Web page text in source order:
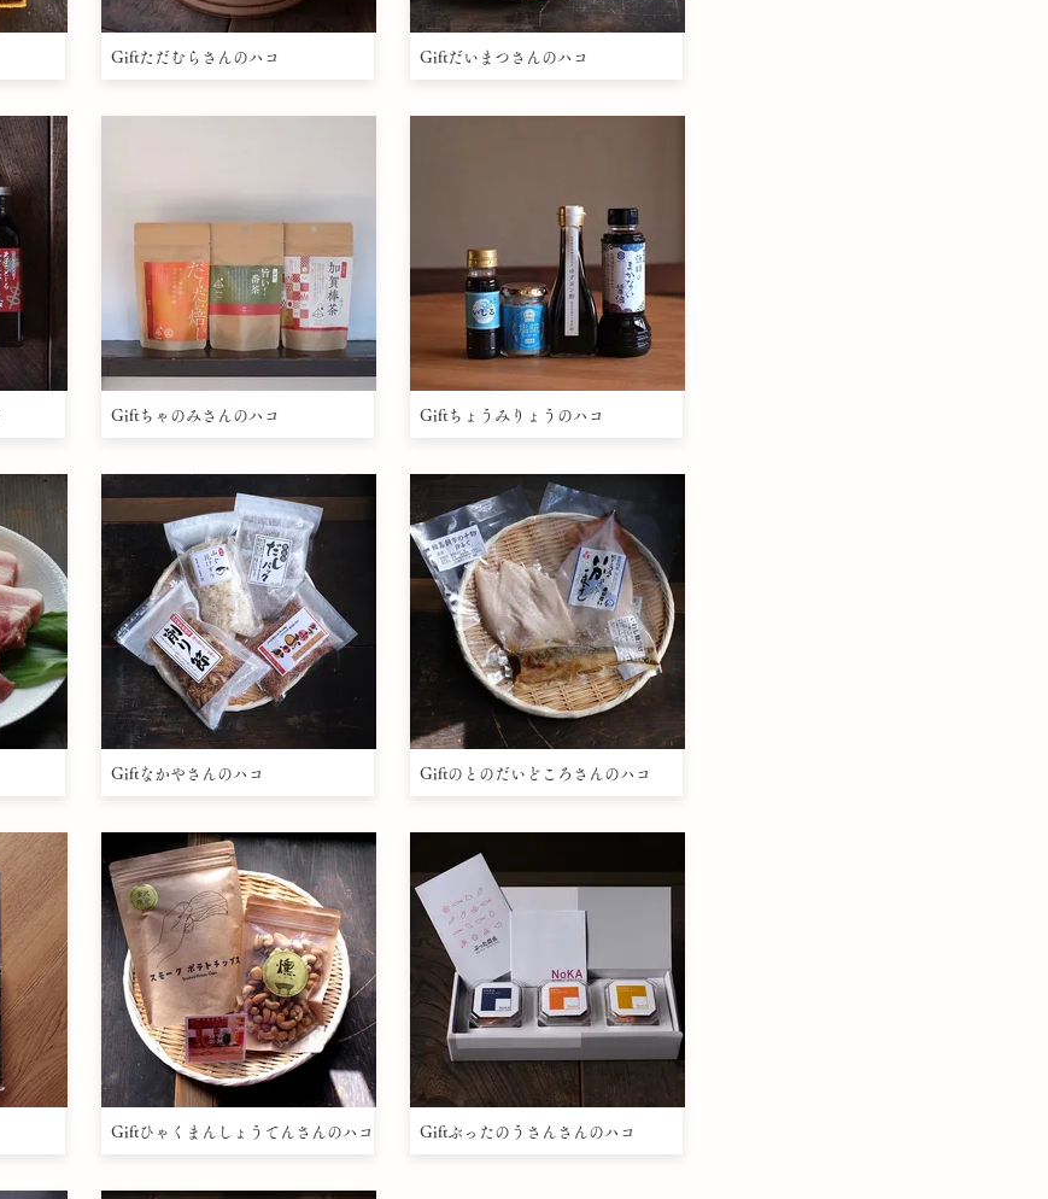
Giftただむらさんのハコ
Giftちゃのみさんのハコ
Giftなかやさんのハコ
Giftひゃくまんしょうてんさんのハコ
Giftだいまつさんのハコ
Giftちょうみりょうのハコ
Giftのとのだいどころさんのハコ
Giftぶったのうさんさんのハコ